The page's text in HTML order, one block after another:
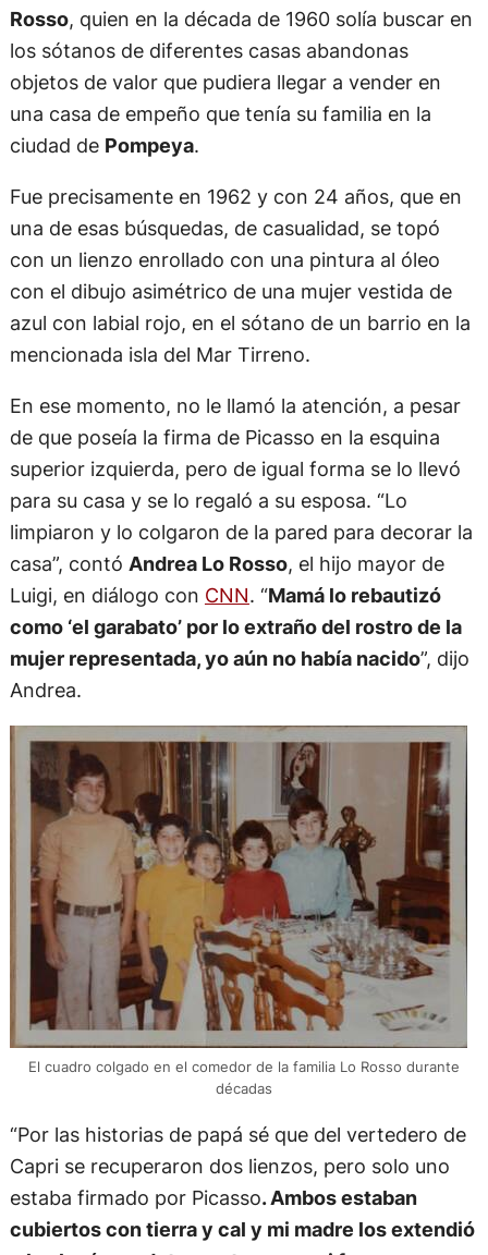
Rosso, quien en la década de 1960 solía buscar en
los sótanos de diferentes casas abandonas
objetos de valor que pudiera llegar a vender en
una casa de empeño que tenía su familia en la
ciudad de Pompeya.
Fue precisamente en 1962 y con 24 años, que en
una de esas búsquedas, de casualidad, se topó
con un lienzo enrollado con una pintura al óleo
con el dibujo asimétrico de una mujer vestida de
azul con labial rojo, en el sótano de un barrio en la
mencionada isla del Mar Tirreno.
En ese momento, no le llamó la atención, a pesar
de que poseía la firma de Picasso en la esquina
superior izquierda, pero de igual forma se lo llevó
para su casa y se lo regaló a su esposa. “Lo
limpiaron y lo colgaron de la pared para decorar la
casa”, contó Andrea Lo Rosso, el hijo mayor de
Luigi, en diálogo con CNN. “Mamá lo rebautizó
como ‘el garabato’ por lo extraño del rostro de la
mujer representada, yo aún no había nacido”, dijo
Andrea.
El cuadro colgado en el comedor de la familia Lo Rosso durante
décadas
“Por las historias de papá sé que del vertedero de
Capri se recuperaron dos lienzos, pero solo uno
estaba firmado por Picasso. Ambos estaban
cubiertos con tierra y cal y mi madre los extendió